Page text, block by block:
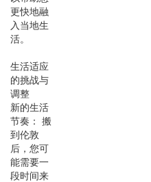
更快地融
入当地生
活。
生活适应
的挑战与
调整
新的生活
节奏： 搬
到伦敦
后，您可
能需要一
段时间来